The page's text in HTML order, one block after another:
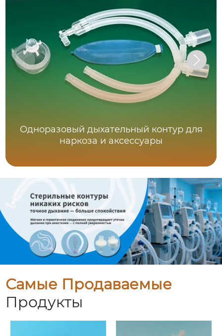
Одноразовый дыхательный контур для
наркоза и аксессуары
Самые Продаваемые
Продукты